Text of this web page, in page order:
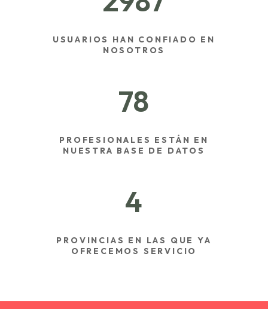
USUARIOS HAN CONFIADO EN
NOSOTROS
78
PROFESIONALES ESTÁN EN
NUESTRA BASE DE DATOS
4
PROVINCIAS EN LAS QUE YA
OFRECEMOS SERVICIO